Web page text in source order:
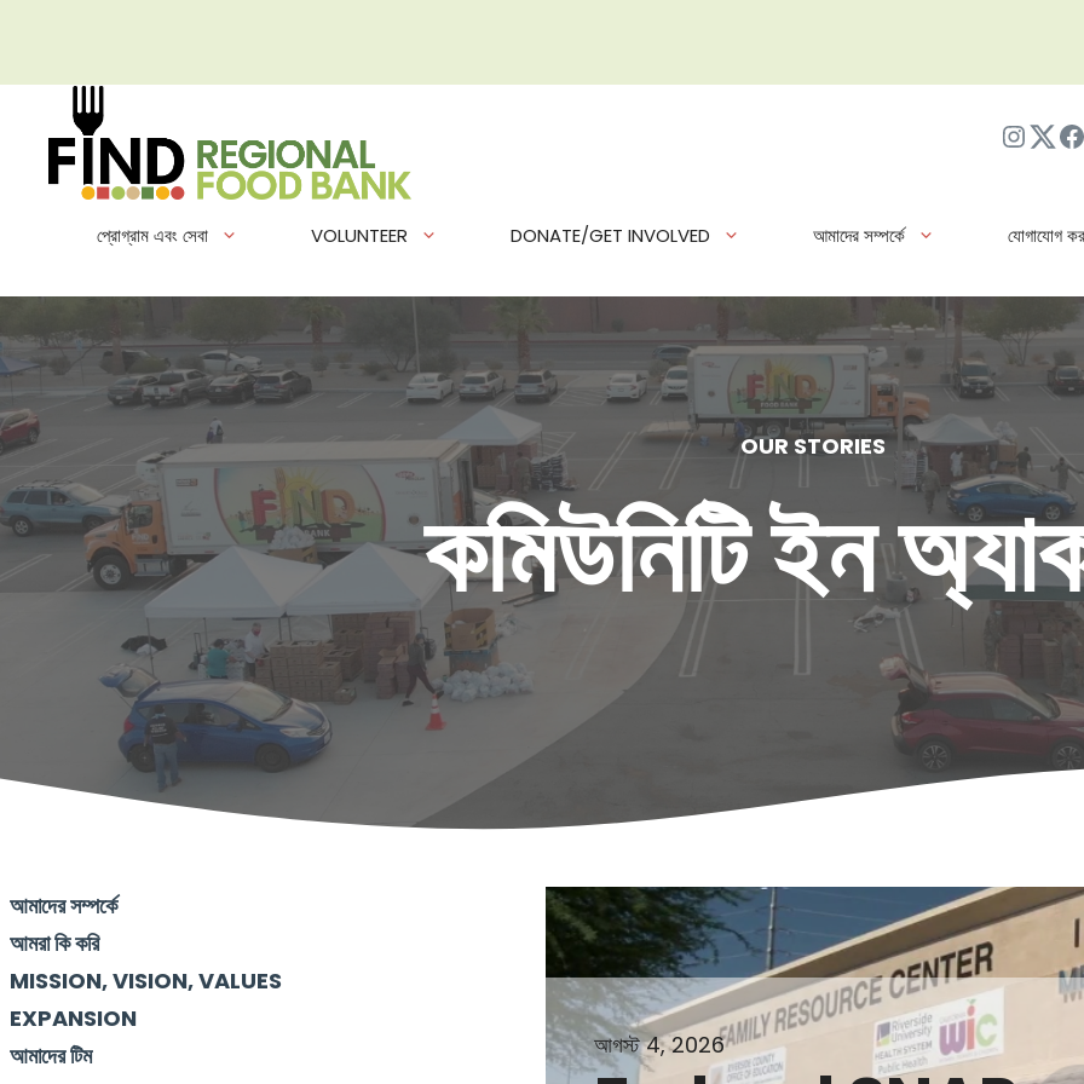
যান
প্রোগ্রাম এবং সেবা VOLUNTEER DONATE/GET INVOLVED আমাদের সম্পর্কে যোগাযোগ
OUR STORIES
কমিউনিটি ইন
আমাদের সম্পর্কে
আমরা কি করি
MISSION, VISION, VALUES
EXPANSION
আমাদের টিম
আগস্ট 4, 2026